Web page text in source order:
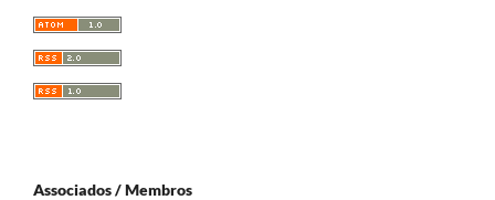
Associados / Membros